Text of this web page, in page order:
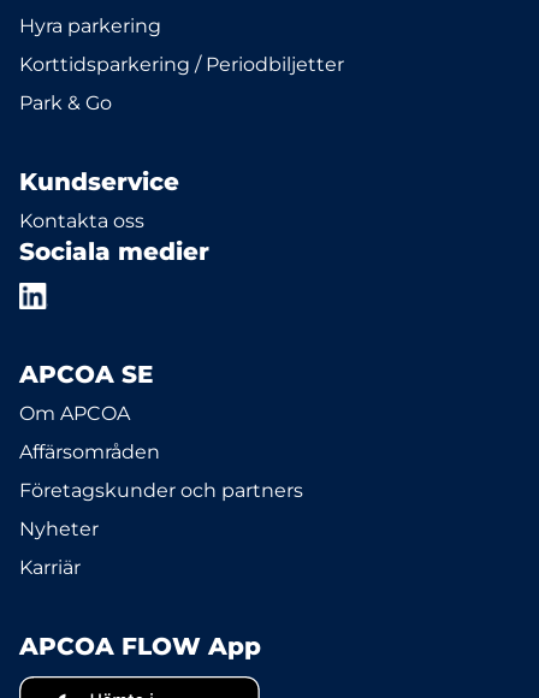
Hyra parkering
Korttidsparkering / Periodbiljetter
Park & Go
Kundservice
Kontakta oss
Sociala medier
APCOA SE
Om APCOA
Affärsområden
Företagskunder och partners
Nyheter
Karriär
APCOA FLOW App